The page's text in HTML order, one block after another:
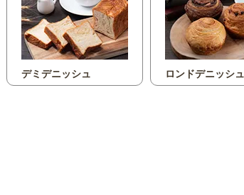
デミデニッシュ ロンドデニッシュ